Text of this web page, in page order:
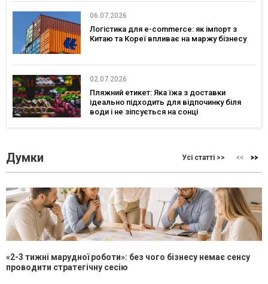
06.07.2026
Логістика для e-commerce: як імпорт з
Китаю та Кореї впливає на маржу бізнесу
02.07.2026
Пляжний етикет: Яка їжа з доставки
ідеально підходить для відпочинку біля
води і не зіпсується на сонці
Думки Усі статті >>
«2-3 тижні марудної роботи»: без чого бізнесу немає сенсу
проводити стратегічну сесію